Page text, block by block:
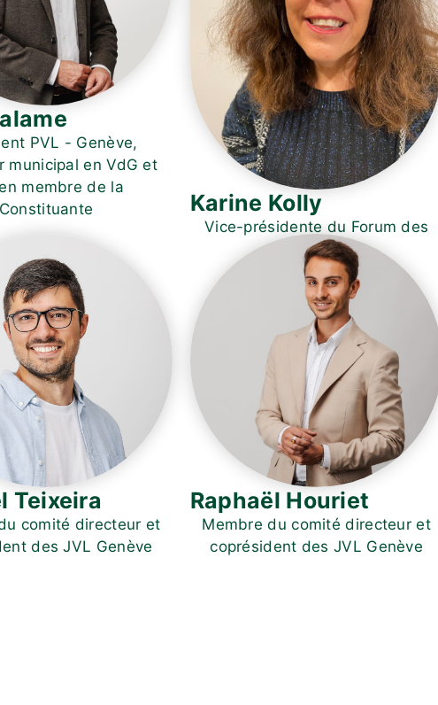
PVL - Genève,
municipal en VdG et
membre de la
Constituante
Karine Kolly
Vice-présidente du Forum des
sections
Teixeira
comité directeur et
des JVL Genève
Raphaël Houriet
Membre du comité directeur et
coprésident des JVL Genève